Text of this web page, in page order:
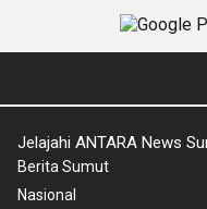
Jelajahi ANTARA News
Berita Sumut
Nasional